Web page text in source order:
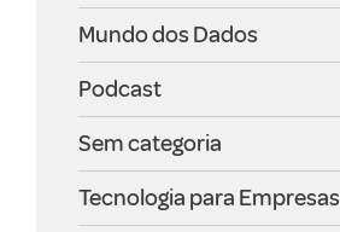
Mundo dos Dados
Podcast
Sem categoria
Tecnologia para Empresas